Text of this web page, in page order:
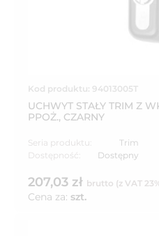
Kod produktu: 94013005T
UCHWYT STAŁY TRIM Z
PPOŻ., CZARNY
Seria produktu:
Trim
Dostępność:
Dostępny
207,03 zł brutto (z VAT
Cena za: szt.